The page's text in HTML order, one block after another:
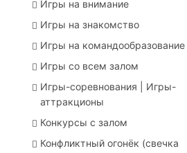
Игры на внимание
Игры на знакомство
Игры на командообразование
Игры со всем залом
Игры-соревнования | Игры-
аттракционы
Конкурсы с залом
Конфликтный огонёк (свечка